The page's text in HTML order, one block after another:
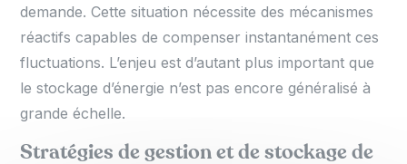
demande. Cette situation nécessite des mécanismes
réactifs capables de compenser instantanément ces
fluctuations. L’enjeu est d’autant plus important que
le stockage d’énergie n’est pas encore généralisé à
grande échelle.
Stratégies de gestion et de stockage de